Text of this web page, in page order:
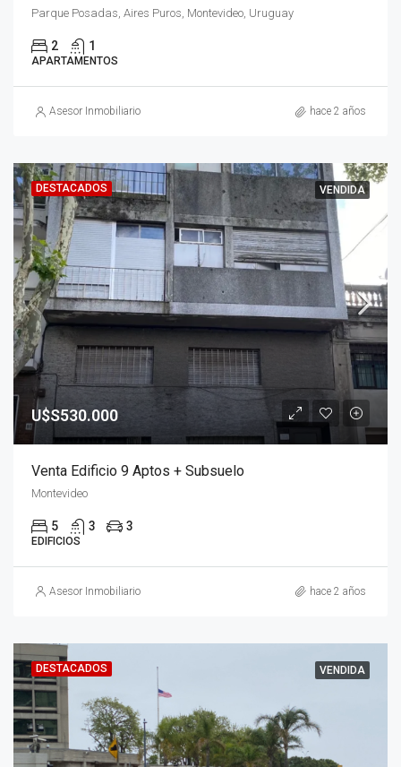
Parque Posadas, Aires Puros, Montevideo, Uruguay
2 1
APARTAMENTOS
Asesor Inmobiliario hace 2 años
DESTACADOS VENDIDA
U$S530.000
Venta Edificio 9 Aptos + Subsuelo
Montevideo
5 3 3
EDIFICIOS
Asesor Inmobiliario hace 2 años
DESTACADOS VENDIDA